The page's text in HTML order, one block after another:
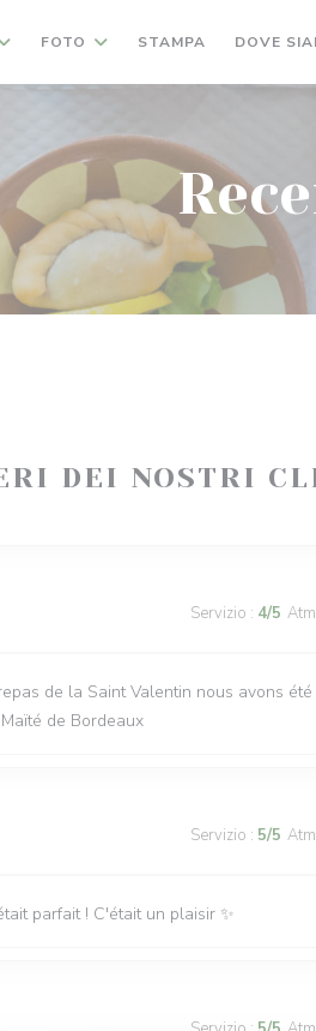
FOTO STAMPA DOVE
DEI NOSTRI
Servizio : 4/5
de la Saint Valentin nous avons
de Bordeaux
Servizio : 5/5
parfait ! C'était un plaisir ✨️